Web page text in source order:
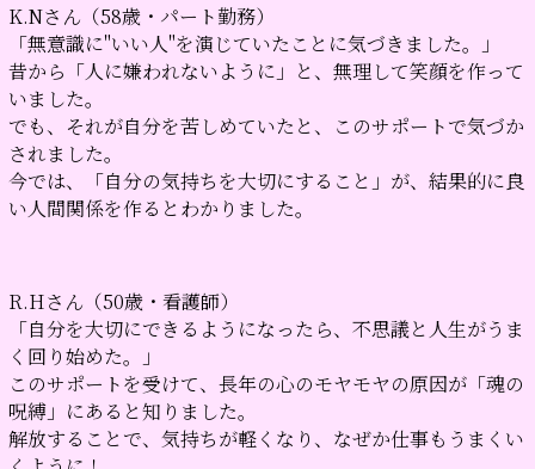
K.Nさん（58歳・パート勤務）
「無意識に"いい人"を演じていたことに気づきました。」
昔から「人に嫌われないように」と、無理して笑顔を作って
いました。
でも、それが自分を苦しめていたと、このサポートで気づか
されました。
今では、「自分の気持ちを大切にすること」が、結果的に良
い人間関係を作るとわかりました。
R.Hさん（50歳・看護師）
「自分を大切にできるようになったら、不思議と人生がうま
く回り始めた。」
このサポートを受けて、長年の心のモヤモヤの原因が「魂の
呪縛」にあると知りました。
解放することで、気持ちが軽くなり、なぜか仕事もうまくい